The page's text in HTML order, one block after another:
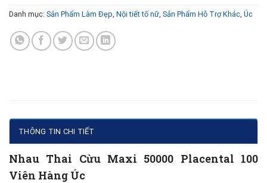
Danh mục: Sản Phẩm Làm Đẹp Nội tiết tố nữ Sản Phẩm Hỗ Trợ Khác Úc
THÔNG TIN CHI TIẾT
Nhau Thai Cừu Maxi 50000 Placental 100
Viên Hàng Úc